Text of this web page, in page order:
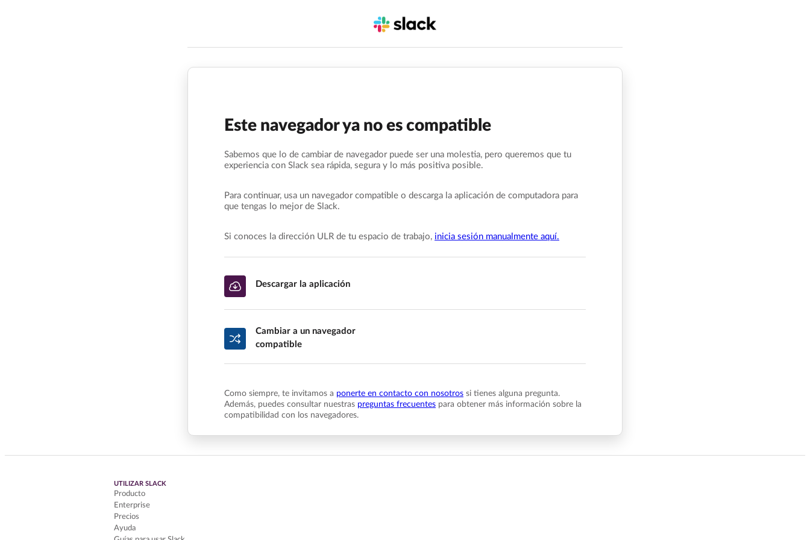
Este navegador ya no es compatible
Sabemos que lo de cambiar de navegador puede ser una molestia, pero queremos que tu
experiencia con Slack sea rápida, segura y lo más positiva posible.
Para continuar, usa un navegador compatible o descarga la aplicación de computadora para
que tengas lo mejor de Slack.
Si conoces la dirección ULR de tu espacio de trabajo, inicia sesión manualmente aquí.
Descargar la aplicación
Cambiar a un navegador
compatible
Como siempre, te invitamos a ponerte en contacto con nosotros si tienes alguna pregunta.
Además, puedes consultar nuestras preguntas frecuentes para obtener más información sobre la
compatibilidad con los navegadores.
UTILIZAR SLACK
Producto
Enterprise
Precios
Ayuda